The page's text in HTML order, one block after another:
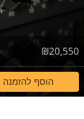
₪20,550
הוסף להזמנה